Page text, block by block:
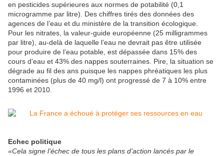
en pesticides supérieures aux normes de potabilité (0,1
microgramme par litre). Des chiffres tirés des données des
agences de l’eau et du ministère de la transition écologique.
Pour les nitrates, la valeur-guide européenne (25 milligrammes
par litre), au-delà de laquelle l’eau ne devrait pas être utilisée
pour produire de l’eau potable, est dépassée dans 15% des
cours d’eau et 43% des nappes souterraines. Pire, la situation se
dégrade au fil des ans puisque les nappes phréatiques les plus
contaminées (plus de 40 mg/l) ont progressé de 7 à 10% entre
1996 et 2010.
Echec politique
«Cela signe l’échec de tous les plans d’action lancés par le